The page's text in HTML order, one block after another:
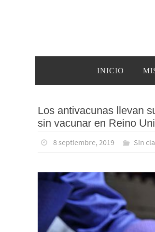
contenido
INICIO
Los antivacunas llevan
sin vacunar en Reino
8 septiembre, 2019 Sin